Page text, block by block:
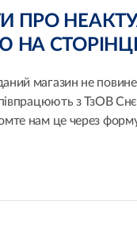
ПРО
НА
магазин не
з ТзОВ
нам це через